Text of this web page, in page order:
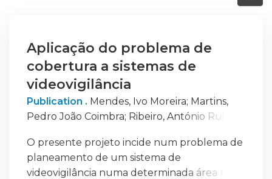
Aplicação do problema de
cobertura a sistemas de
videovigilância
Publication . Mendes, Ivo Moreira; Martins,
Pedro João Coimbra; Ribeiro, António Rui
O presente projeto incide num problema de
planeamento de um sistema de
videovigilância numa determinada área no